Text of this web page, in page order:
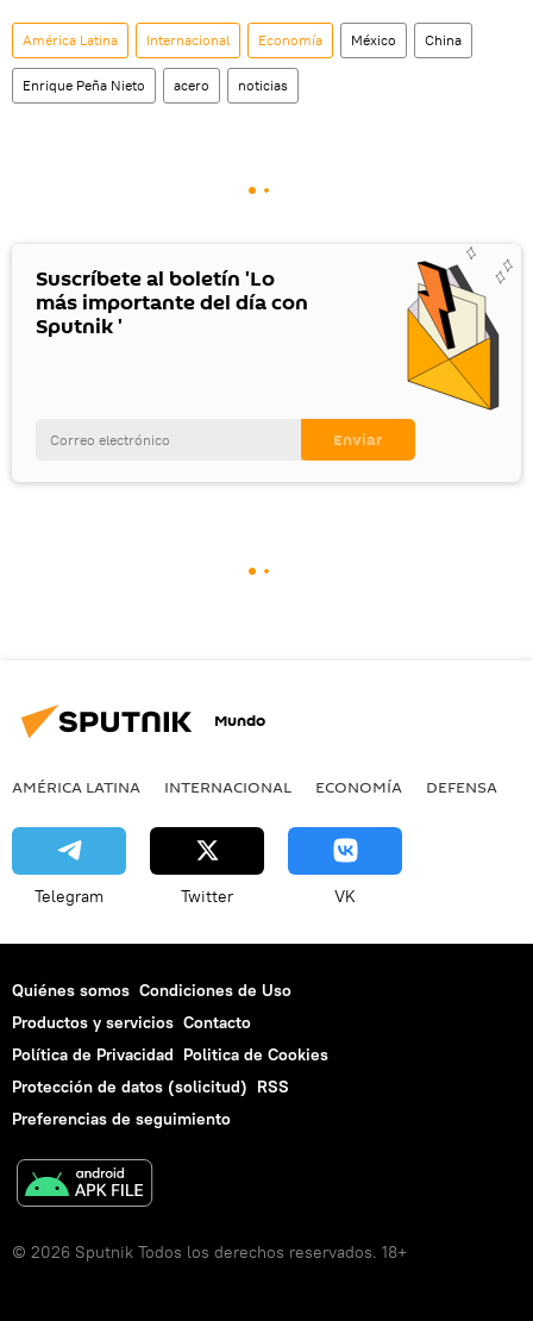
América Latina Internacional Economía México China
Enrique Peña Nieto acero noticias
Suscríbete al boletín 'Lo
más importante del día con
Sputnik '
Mundo
AMÉRICA LATINA INTERNACIONAL ECONOMÍA DEFENSA
Telegram Twitter VK
Quiénes somos Condiciones de Uso
Productos y servicios Contacto
Política de Privacidad Politica de Cookies
Protección de datos (solicitud) RSS
Preferencias de seguimiento
© 2026 Sputnik Todos los derechos reservados. 18+